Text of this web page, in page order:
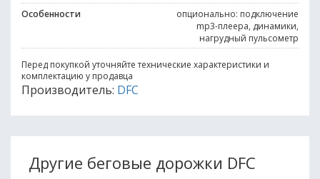
Особенности
опционально: подключение
mp3-плеера, динамики,
нагрудный пульсометр
Перед покупкой уточняйте технические характеристики и
комплектацию у продавца
Производитель: DFC
Другие беговые дорожки DFC